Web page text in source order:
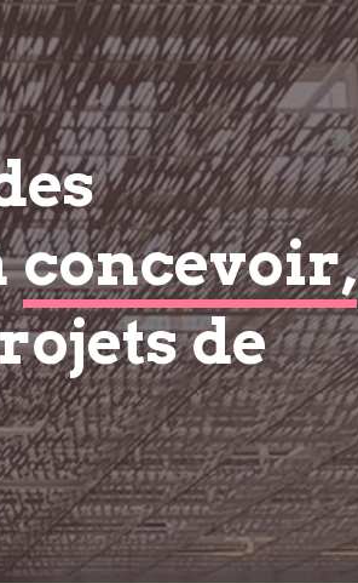
concevoir,
de